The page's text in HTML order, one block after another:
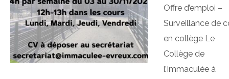
Offre d’emploi –
Surveillance de
en collège Le
Collège de
l’Immaculée à